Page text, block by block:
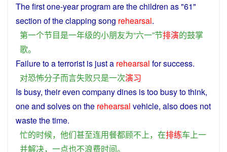
Thefirstone-yearprogramarethechildren as"61"
section oftheclapping song rehearsal.
第一个节目是一年级的小朋友为“六一”节排演的鼓掌
歌。
Failuretoaterrorist is justa rehearsal forsuccess.
对恐怖分子而言失败只是一次演习
Isbusy, theireven companydines istoobusyto think,
oneand solveson the rehearsal vehicle, alsodoes not
wastethetime.
忙的时候， 他们甚至连用餐都顾不上， 在排练车上一
并解决， 一点也不浪费时间。